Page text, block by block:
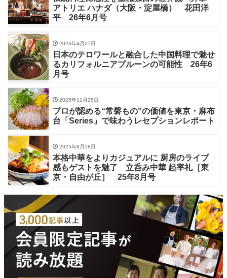
アトリエ ハナダ（大阪・淀屋橋） 花田洋
平 26年6月号
2026年4月27日
日本のテロワールと融合した中国料理で魅せ
るカリフォルニアプルーンの可能性 26年6
月号
2025年11月25日
プロが認める“常磐もの”の価値を東京・麻布
台「Series」で味わうレセプションレポート
2025年8月18日
本格中華をよりカジュアルに 厨房のライブ
感もゲストを魅了 立呑み中華 起率礼［東
京・自由が丘］ 25年8月号